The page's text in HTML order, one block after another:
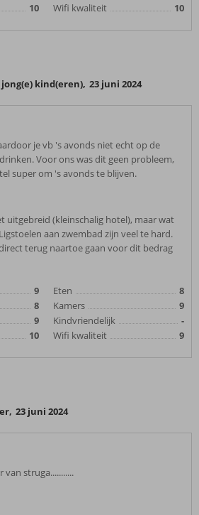
10
Wifi kwaliteit
10
kind(eren), 23 juni 2024
je vb 's avonds niet echt op de
Voor ons was dit geen probleem,
super om 's avonds te blijven.
uitgebreid (kleinschalig hotel), maar wat
aan zwembad zijn veel te hard.
terug naartoe gaan voor dit bedrag
9
8
9
10
Eten
8
Kamers
9
Kindvriendelijk
-
Wifi kwaliteit
9
, 23 juni 2024
struga...........